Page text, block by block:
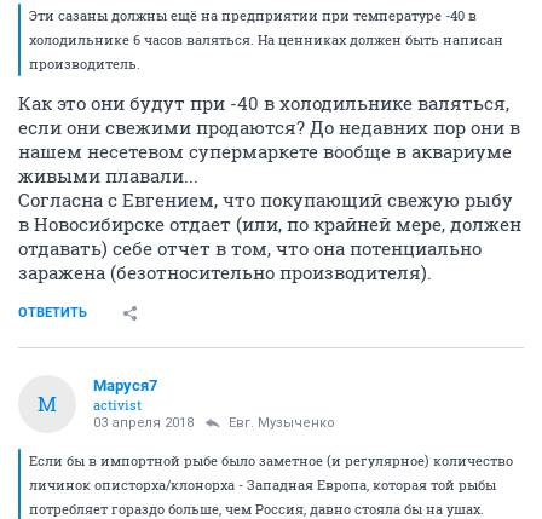
Эти сазаны должны ещё на предприятии при температуре -40 в
холодильнике 6 часов валяться. На ценниках должен быть написан
производитель.
Как это они будут при -40 в холодильнике валяться,
если они свежими продаются? До недавних пор они в
нашем несетевом супермаркете вообще в аквариуме
живыми плавали...
Согласна с Евгением, что покупающий свежую рыбу
в Новосибирске отдает (или, по крайней мере, должен
отдавать) себе отчет в том, что она потенциально
заражена (безотносительно производителя).
ОТВЕТИТЬ
М
Маруся7
activist
03 апреля 2018 Евг. Музыченко
Если бы в импортной рыбе было заметное (и регулярное) количество
личинок описторха/клонорха - Западная Европа, которая той рыбы
потребляет гораздо больше, чем Россия, давно стояла бы на ушах.